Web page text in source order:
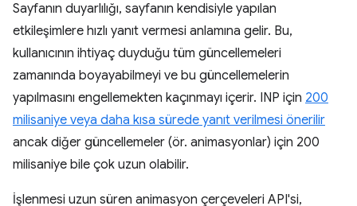
Sayfanın duyarlılığı, sayfanın kendisiyle yapılan
etkileşimlere hızlı yanıt vermesi anlamına gelir. Bu,
kullanıcının ihtiyaç duyduğu tüm güncellemeleri
zamanında boyayabilmeyi ve bu güncellemelerin
yapılmasını engellemekten kaçınmayı içerir. INP için 200
milisaniye veya daha kısa sürede yanıt verilmesi önerilir
ancak diğer güncellemeler (ör. animasyonlar) için 200
milisaniye bile çok uzun olabilir.
İşlenmesi uzun süren animasyon çerçeveleri API'si,